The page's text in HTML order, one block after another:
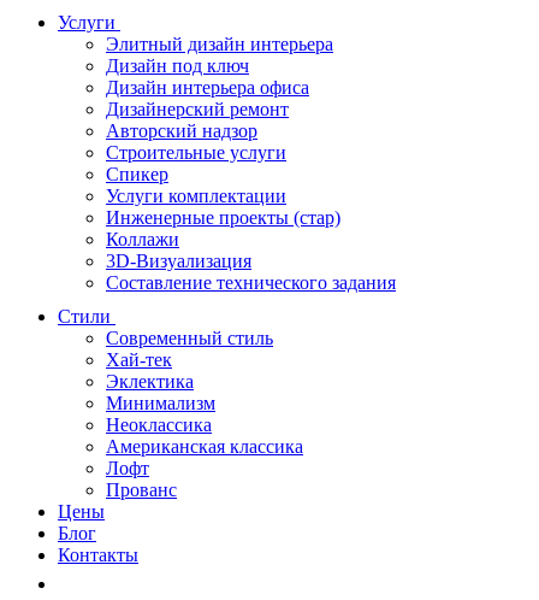
Услуги
Элитный дизайн интерьера
Дизайн под ключ
Дизайн интерьера офиса
Дизайнерский ремонт
Авторский надзор
Строительные услуги
Спикер
Услуги комплектации
Инженерные проекты (стар)
Коллажи
3D-Визуализация
Составление технического задания
Стили
Современный стиль
Хай-тек
Эклектика
Минимализм
Неоклассика
Американская классика
Лофт
Прованс
Цены
Блог
Контакты